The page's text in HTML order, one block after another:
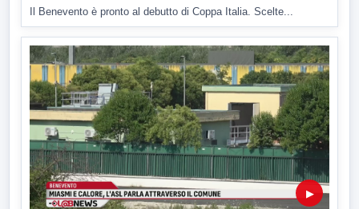
Il Benevento è pronto al debutto di Coppa Italia. Scelte...
▶